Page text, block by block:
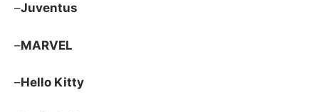
–Juventus
–MARVEL
–Hello Kitty